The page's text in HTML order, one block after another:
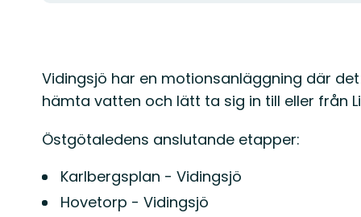
Beskrivning
Vidingsjö har en motionsanläggning där
hämta vatten och lätt ta sig in till eller från
Östgötaledens anslutande etapper:
Karlbergsplan - Vidingsjö
Hovetorp - Vidingsjö